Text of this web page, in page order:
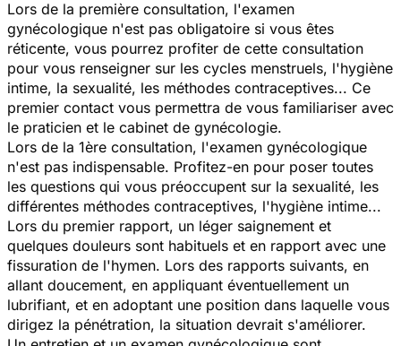
Lors de la première consultation, l'examen
gynécologique n'est pas obligatoire si vous êtes
réticente, vous pourrez profiter de cette consultation
pour vous renseigner sur les cycles menstruels, l'hygiène
intime, la sexualité, les méthodes contraceptives... Ce
premier contact vous permettra de vous familiariser avec
le praticien et le cabinet de gynécologie.
Lors de la 1ère consultation, l'examen gynécologique
n'est pas indispensable. Profitez-en pour poser toutes
les questions qui vous préoccupent sur la sexualité, les
différentes méthodes contraceptives, l'hygiène intime...
Lors du premier rapport, un léger saignement et
quelques douleurs sont habituels et en rapport avec une
fissuration de l'hymen. Lors des rapports suivants, en
allant doucement, en appliquant éventuellement un
lubrifiant, et en adoptant une position dans laquelle vous
dirigez la pénétration, la situation devrait s'améliorer.